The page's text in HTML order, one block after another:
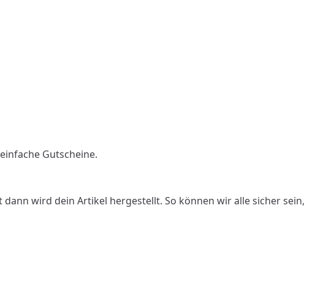
Gutscheine.
wird dein Artikel hergestellt. So können wir alle sicher sein,